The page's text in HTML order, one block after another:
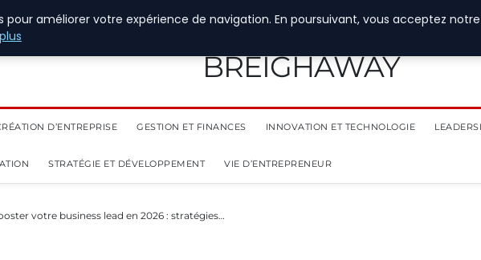
BREIGHAWAY
D’ENTREPRISE GESTION ET FINANCES INNOVATION ET TECHNOLOGIE
STRATÉGIE ET DÉVELOPPEMENT VIE D’ENTREPRENEUR
votre business lead en 2026 : stratégies…
pour améliorer votre expérience de navigation. En poursuivant, vous acceptez